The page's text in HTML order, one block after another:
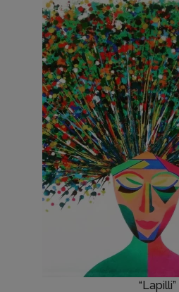
“Lapilli”